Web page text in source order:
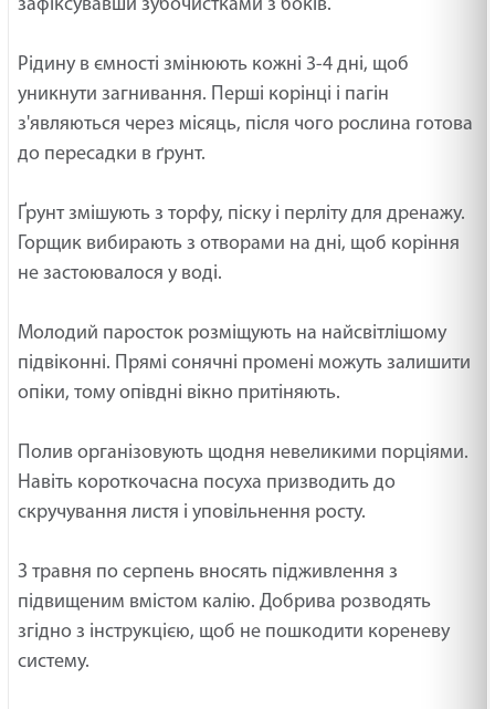
зафіксувавши зубочистками з боків.
Рідину в ємності змінюють кожні 3-4 дні, щоб
уникнути загнивання. Перші корінці і пагін
з'являються через місяць, після чого рослина готова
до пересадки в ґрунт.
Ґрунт змішують з торфу, піску і перліту для дренажу.
Горщик вибирають з отворами на дні, щоб коріння
не застоювалося у воді.
Молодий паросток розміщують на найсвітлішому
підвіконні. Прямі сонячні промені можуть залишити
опіки, тому опівдні вікно притіняють.
Полив організовують щодня невеликими порціями.
Навіть короткочасна посуха призводить до
скручування листя і уповільнення росту.
З травня по серпень вносять підживлення з
підвищеним вмістом калію. Добрива розводять
згідно з інструкцією, щоб не пошкодити кореневу
систему.